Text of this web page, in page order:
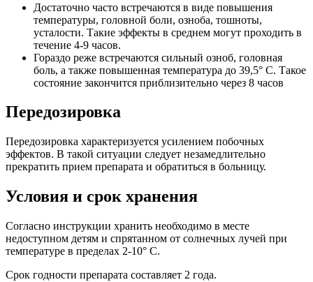
Достаточно часто встречаются в виде повышения
температуры, головной боли, озноба, тошноты,
усталости. Такие эффекты в среднем могут проходить в
течение 4-9 часов.
Гораздо реже встречаются сильный озноб, головная
боль, а также повышенная температура до 39,5° C. Такое
состояние закончится приблизительно через 8 часов
Передозировка
Передозировка характеризуется усилением побочных
эффектов. В такой ситуации следует незамедлительно
прекратить прием препарата и обратиться в больницу.
Условия и срок хранения
Согласно инструкции хранить необходимо в месте
недоступном детям и спрятанном от солнечных лучей при
температуре в пределах 2-10° C.
Срок годности препарата составляет 2 года.